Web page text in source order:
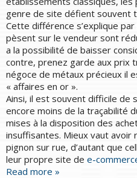
genre de site défient souvent
Cette différence s’explique
pèsent sur le vendeur sont
a la possibilité de baisser
contre, prenez garde aux prix
négoce de métaux précieux il
« affaires en or ».
Ainsi, il est souvent difficile de
encore moins de la traçabilité
mises à la disposition des
insuffisantes. Mieux vaut avoir
pignon sur rue, d’autant que
leur propre site de e-
Read more »